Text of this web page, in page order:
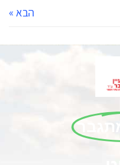
הבא »